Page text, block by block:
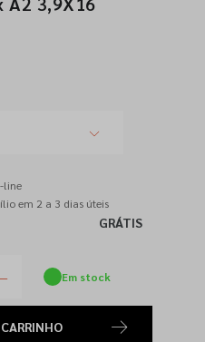
line
em 2 a 3 dias úteis
GRÁTIS
Em stock